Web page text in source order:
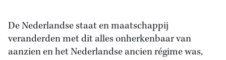
De Nederlandse staat en maatschappij
veranderden met dit alles onherkenbaar van
aanzien en het Nederlandse ancien régime was,